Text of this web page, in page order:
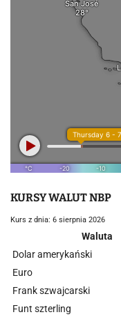
KURSY WALUT NBP
Kurs z dnia: 6 sierpnia 2026
Waluta
Dolar amerykański
Euro
Frank szwajcarski
Funt szterling